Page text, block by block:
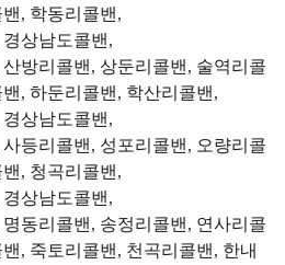
, 학동리콜밴,
상남도콜밴,
방리콜밴, 상둔리콜밴, 술역리콜
, 하둔리콜밴, 학산리콜밴,
상남도콜밴,
등리콜밴, 성포리콜밴, 오량리콜
, 청곡리콜밴,
상남도콜밴,
동리콜밴, 송정리콜밴, 연사리콜
, 죽토리콜밴, 천곡리콜밴, 한내